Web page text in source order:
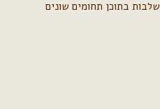
בתוכן תחומים שונים